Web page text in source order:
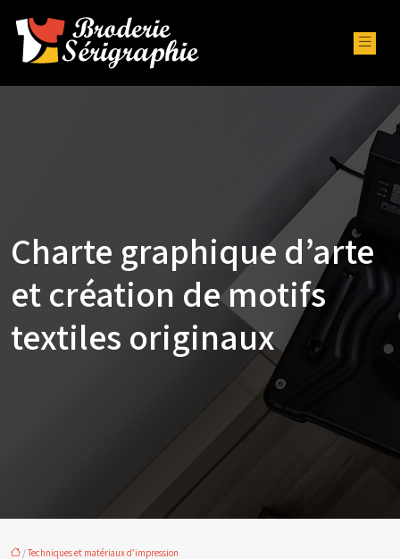
Charte graphique d’arte
et création de motifs
textiles originaux
/Techniques et matériaux d’impression